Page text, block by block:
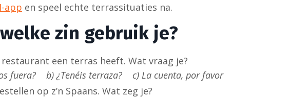
app en speel echte terrassituaties na.
zin gebruik je?
een terras heeft. Wat vraag je?
fuera? b) ¿Tenéis terraza? c) La cuenta, por favor
op z’n Spaans. Wat zeg je?